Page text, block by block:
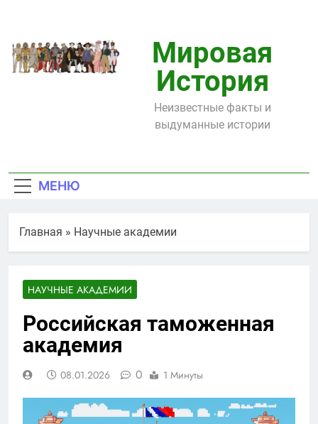
содержимому
Мировая
История
Неизвестные факты и
выдуманные истории
МЕНЮ
Главная » Научные академии
НАУЧНЫЕ АКАДЕМИИ
Российская таможенная
академия
08.01.2026 0 1 Минуты